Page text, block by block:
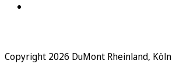
Copyright 2026 DuMont Rheinland, Köln